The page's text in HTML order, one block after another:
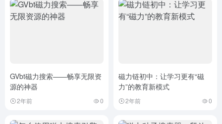
GVbt磁力搜索——畅享无限资
源的神器
2年前 0
磁力链初中：让学习更有“磁
力”的教育新模式
2年前 0